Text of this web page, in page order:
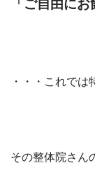
「ご自由にお
・・・これでは
その整体院さん